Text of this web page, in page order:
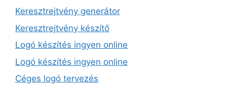
Keresztrejtvény generátor
Keresztrejtvény készítő
Logó készítés ingyen online
Logó készítés ingyen online
Céges logó tervezés